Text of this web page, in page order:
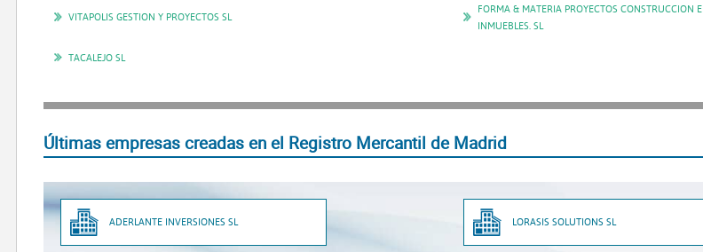
VITAPOLIS GESTION Y PROYECTOS SL
FORMA & MATERIA PROYECTOS CONSTRUCCION E
INMUEBLES. SL
TACALEJO SL
Últimas empresas creadas en el Registro Mercantil de Madrid
ADERLANTE INVERSIONES SL LORASIS SOLUTIONS SL